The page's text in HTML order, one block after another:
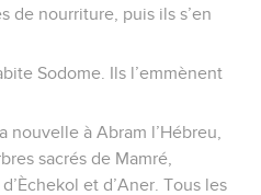
de nourriture, puis ils s’en
Sodome. Ils l’emmènent
à Abram l’Hébreu,
sacrés de Mamré,
et d’Aner. Tous les